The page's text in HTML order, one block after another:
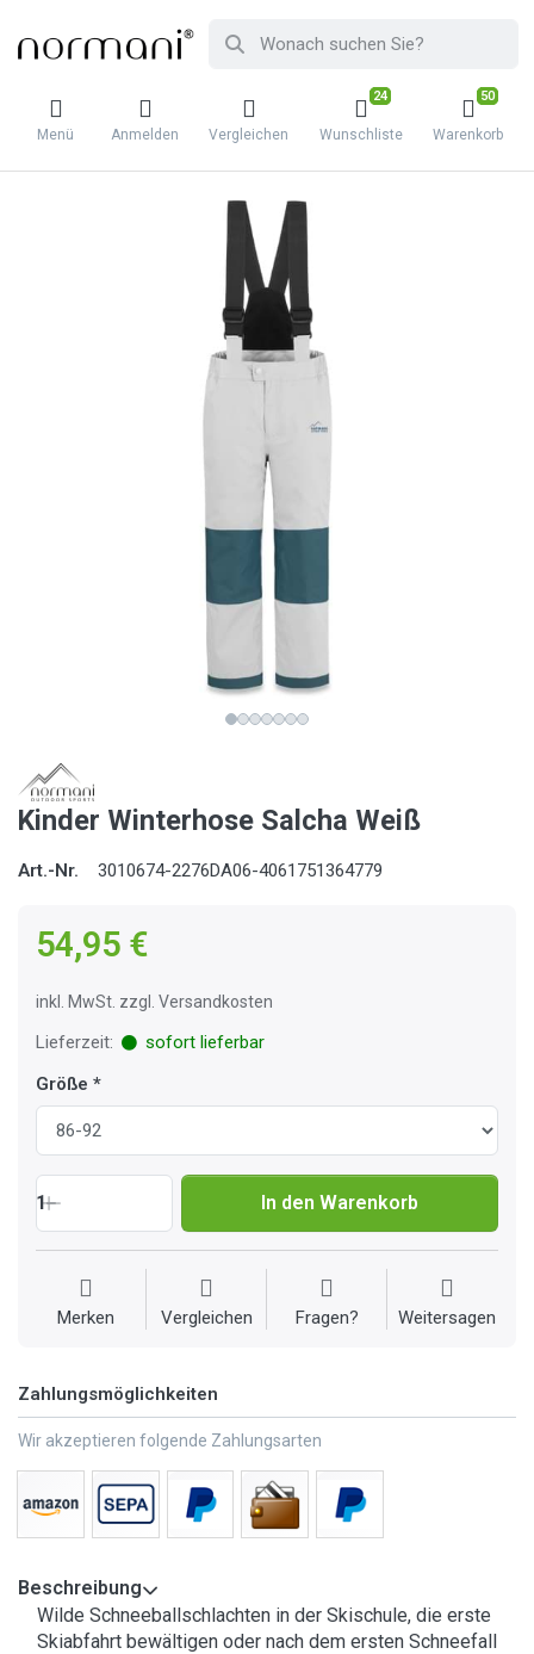
Menü Anmelden Vergleichen
24
Wunschliste
50
Warenkorb
Kinder Winterhose Salcha Weiß
Art.-Nr. 3010674-2276DA06-4061751364779
54,95 €
inkl. MwSt. zzgl. Versandkosten
Lieferzeit:
sofort lieferbar
Größe
1 In den Warenkorb
Merken Vergleichen Fragen? Weitersagen
Zahlungsmöglichkeiten
Wir akzeptieren folgende Zahlungsarten
Beschreibung
Wilde Schneeballschlachten in der Skischule, die erste
Skiabfahrt bewältigen oder nach dem ersten Schneefall